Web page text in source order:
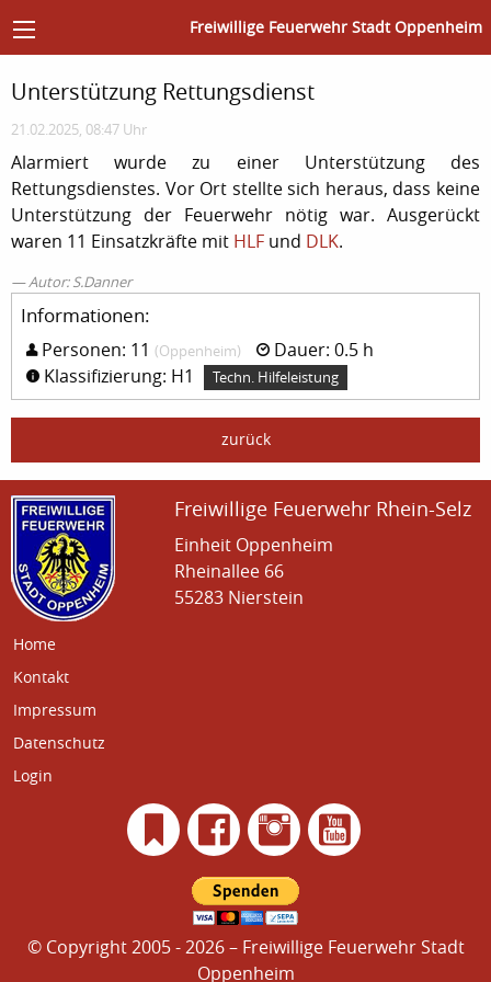
Freiwillige Feuerwehr Stadt Oppenheim
Unterstützung Rettungsdienst
21.02.2025, 08:47 Uhr
Alarmiert wurde zu einer Unterstützung des
Rettungsdienstes. Vor Ort stellte sich heraus, dass keine
Unterstützung der Feuerwehr nötig war. Ausgerückt
waren 11 Einsatzkräfte mit HLF und DLK.
Autor: S.Danner
Informationen:
Personen: 11 (Oppenheim)
Dauer: 0.5 h
Klassifizierung: H1
Techn. Hilfeleistung
zurück
Freiwillige Feuerwehr Rhein-Selz
Einheit Oppenheim
Rheinallee 66
55283 Nierstein
Home
Kontakt
Impressum
Datenschutz
Login
© Copyright 2005 - 2026 – Freiwillige Feuerwehr Stadt
Oppenheim